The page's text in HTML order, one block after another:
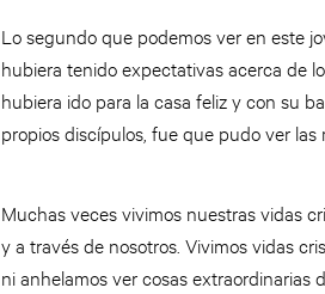
Lo segundo que podemos ver en este
hubiera tenido expectativas acerca de
hubiera ido para la casa feliz y con su
propios discípulos, fue que pudo ver
Muchas veces vivimos nuestras vidas
y a través de nosotros. Vivimos vidas
ni anhelamos ver cosas extraordinarias